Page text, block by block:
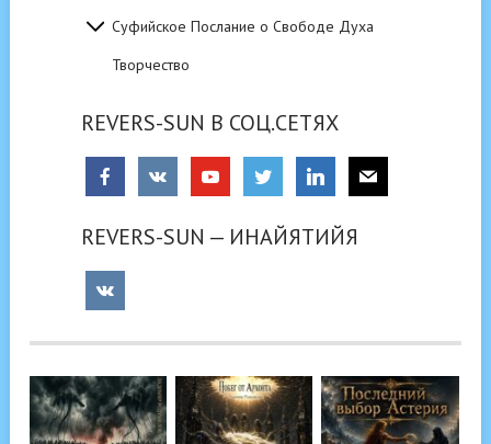
Суфийское Послание о Свободе Духа
Творчество
REVERS-SUN В СОЦ.СЕТЯХ
REVERS-SUN — ИНАЙЯТИЙЯ